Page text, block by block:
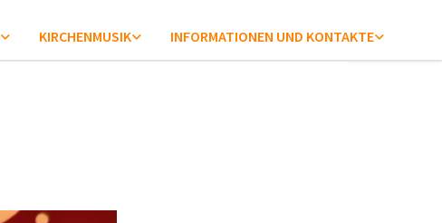
KIRCHENMUSIK INFORMATIONEN UND KONTAKTE